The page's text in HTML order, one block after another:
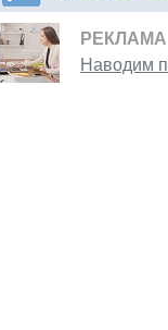
РЕКЛАМА
Наводим